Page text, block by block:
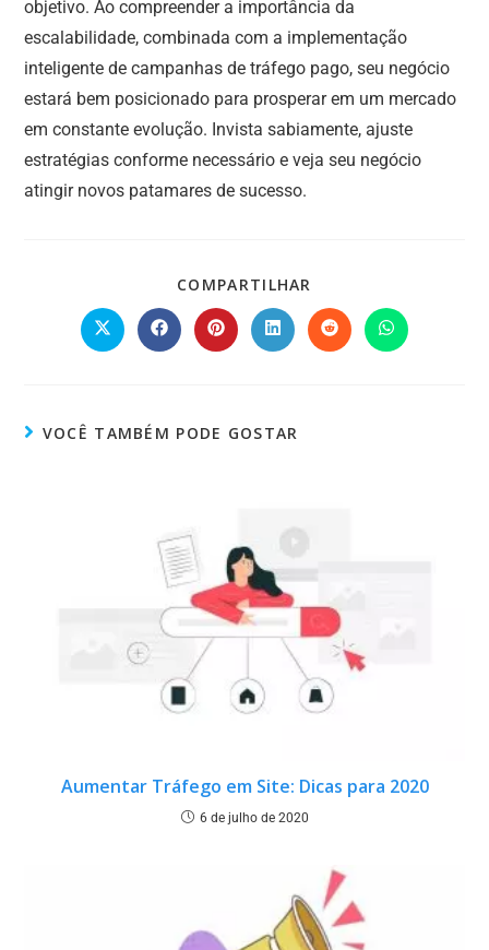
objetivo. Ao compreender a importância da
escalabilidade, combinada com a implementação
inteligente de campanhas de tráfego pago, seu negócio
estará bem posicionado para prosperar em um mercado
em constante evolução. Invista sabiamente, ajuste
estratégias conforme necessário e veja seu negócio
atingir novos patamares de sucesso.
COMPARTILHAR
VOCÊ TAMBÉM PODE GOSTAR
Aumentar Tráfego em Site: Dicas para 2020
6 de julho de 2020